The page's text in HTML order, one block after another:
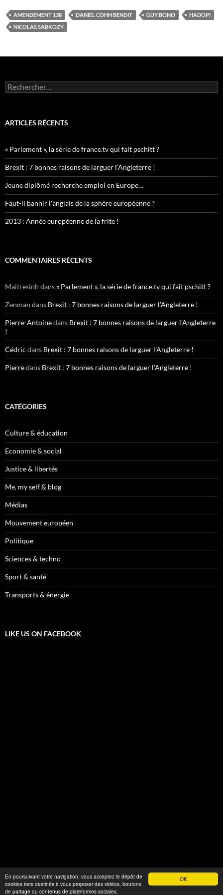
OK
En poursuivant votre navigation, vous acceptez le dépôt de
cookies tiers destinés à vous proposer des vidéos, boutons
de partage ou contenus de plateformes sociales.
AMENDEMENT 138 DANIEL COHN BENDIT GUY BONO
HADOPI
NICOLAS SARKOZY
Rechercher :
ARTICLES RÉCENTS
« Parlement », la série de france.tv qui fait pschitt ?
Brexit : 7 bonnes raisons de larguer l’Angleterre !
Jeune diplômé recherche emploi en Europe…
Faut-il bannir l'anglais de la sphère européenne ?
2013 : Année européenne de la frite !
COMMENTAIRES RÉCENTS
Maitresinh dans « Parlement », la série de france.tv qui fait pschitt ?
Zenman dans Brexit : 7 bonnes raisons de larguer l’Angleterre !
Pierre-Antoinedans Brexit : 7 bonnes raisons de larguer l’Angleterre
!
Cédric dans Brexit : 7 bonnes raisons de larguer l’Angleterre !
Pierredans Brexit : 7 bonnes raisons de larguer l’Angleterre !
CATÉGORIES
Culture & éducation
Economie & social
Justice & libertés
Me, my self & blog
Médias
Mouvement européen
Politique
Sciences & techno
Sport & santé
Transports & énergie
LIKE US ON FACEBOOK
Fièrement propulsé par WordPress